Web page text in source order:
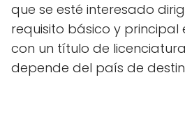
que se esté interesado
requisito básico y principal
con un título de
depende del país de